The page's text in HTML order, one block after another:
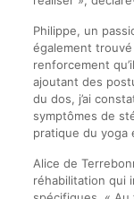
Philippe, un
également
renforcement
ajoutant des
du dos, j’ai
symptômes de
pratique du yoga
Alice de
réhabilitation qui